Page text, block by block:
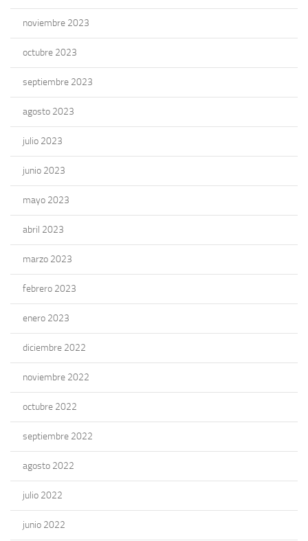
noviembre 2023
octubre 2023
septiembre 2023
agosto 2023
julio 2023
junio 2023
mayo 2023
abril 2023
marzo 2023
febrero 2023
enero 2023
diciembre 2022
noviembre 2022
octubre 2022
septiembre 2022
agosto 2022
julio 2022
junio 2022